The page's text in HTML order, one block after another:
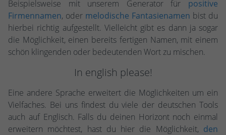
Beispielsweise mit unserem Generator für positive
Firmennamen, oder melodische Fantasienamen bist du
hierbei richtig aufgestellt. Vielleicht gibt es dann ja sogar
die Möglichkeit, einen bereits fertigen Namen, mit einem
schön klingenden oder bedeutenden Wort zu mischen.
In english please!
Eine andere Sprache erweitert die Möglichkeiten um ein
Vielfaches. Bei uns findest du viele der deutschen Tools
auch auf Englisch. Falls du deinen Horizont noch einmal
erweitern möchtest, hast du hier die Möglichkeit, den